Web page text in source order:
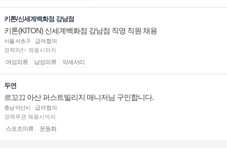
키톤/신세계백화점 강남점
키톤(KITON) 신세계백화점 강남점 직영 직원 채용
서울 서초구
급여협의
경력3년↑ 채용시까지
여성의류 남성의류 악세사리
두연
르꼬끄 아산 퍼스트빌리지 매니저님 구인합니다.
충남 아산시
급여협의
경력무관 채용시까지
스포츠의류 운동화